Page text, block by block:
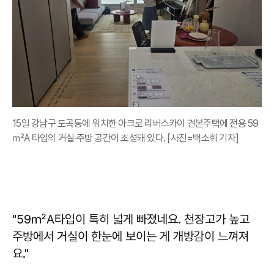
15일 강남구 도곡동에 위치한 아크로 리버스카이 견본주택에 전용 59
㎡A 타입의 거실·주방 공간이 조성돼 있다. [사진=백소희 기자]
"59㎡A타입이 특히 넓게 빠졌네요. 천장고가 높고
주방에서 거실이 한눈에 보이는 게 개방감이 느껴져
요."